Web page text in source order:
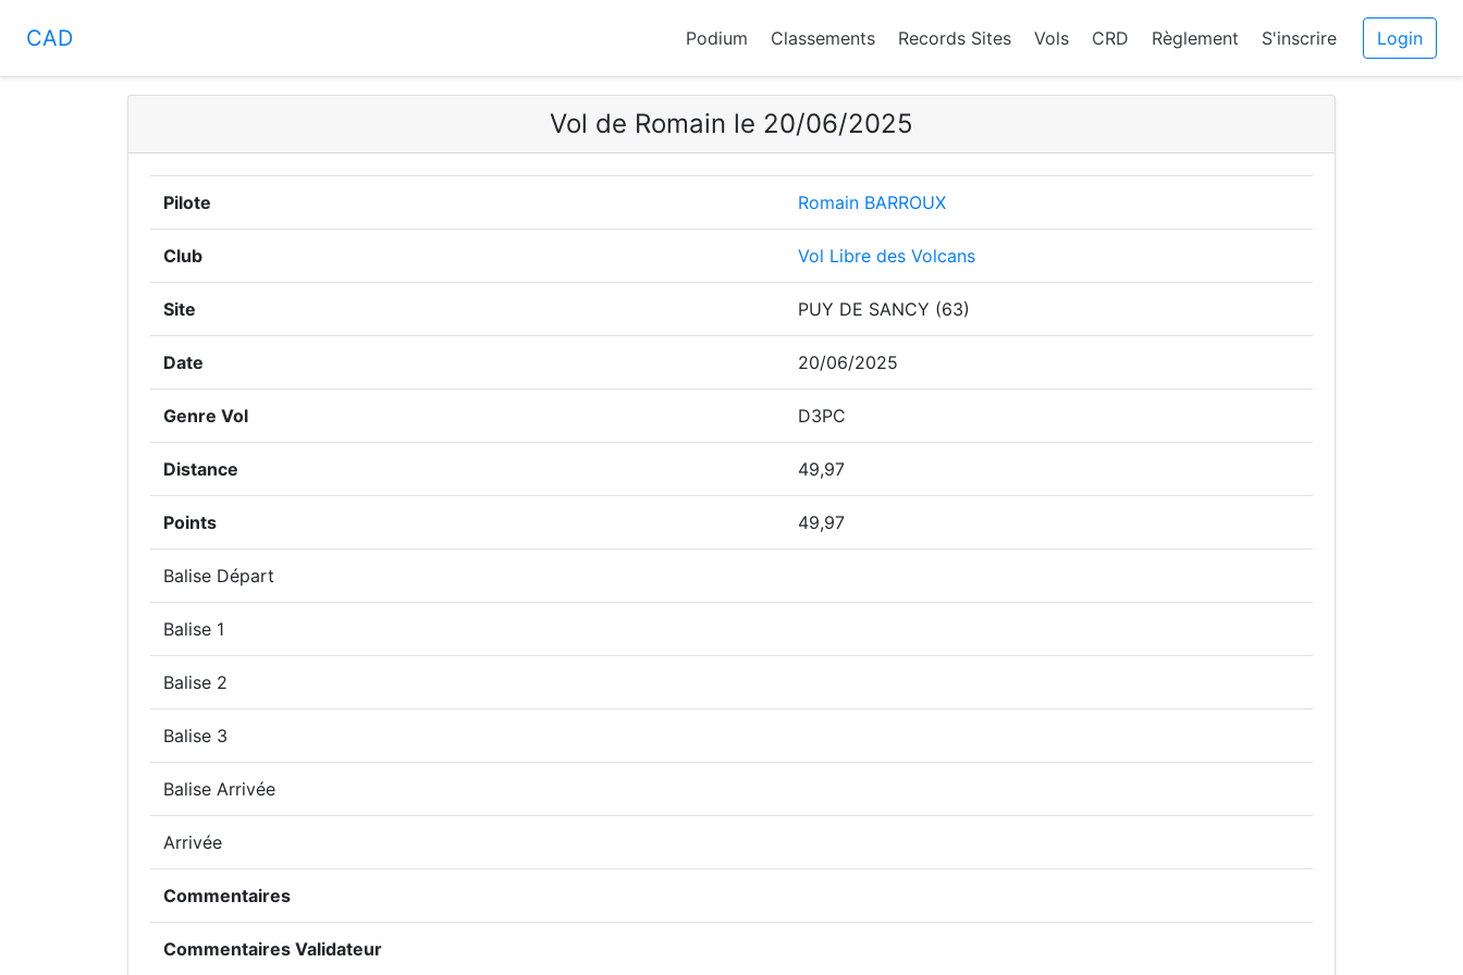
CAD Podium Classements Records Sites Vols CRD Règlement S'inscrire Login
Vol de Romain le 20/06/2025
Pilote Romain BARROUX
Club Vol Libre des Volcans
Site PUY DE SANCY (63)
Date 20/06/2025
Genre Vol D3PC
Distance 49,97
Points 49,97
Balise Départ
Balise 1
Balise 2
Balise 3
Balise Arrivée
Arrivée
Commentaires
Commentaires Validateur